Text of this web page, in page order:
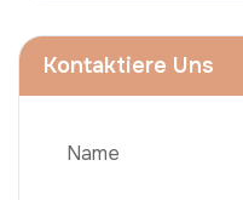
Kontaktiere Uns